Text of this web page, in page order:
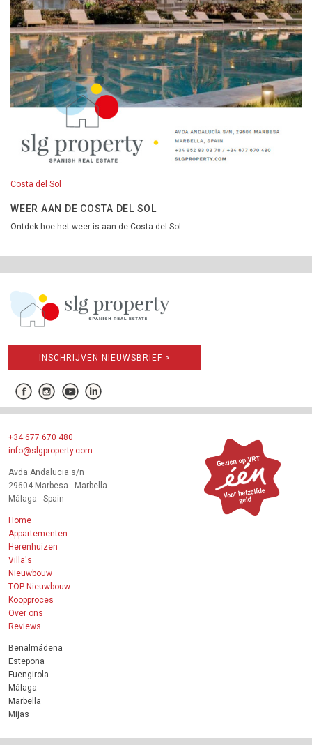
Costa del Sol
WEER AAN DE COSTA DEL SOL
Ontdek hoe het weer is aan de Costa del Sol
INSCHRIJVEN NIEUWSBRIEF >
+34 677 670 480
info@slgproperty.com
Avda Andalucia s/n
29604 Marbesa - Marbella
Málaga - Spain
Home
Appartementen
Herenhuizen
Villa's
Nieuwbouw
TOP Nieuwbouw
Koopproces
Over ons
Reviews
Benalmádena
Estepona
Fuengirola
Málaga
Marbella
Mijas